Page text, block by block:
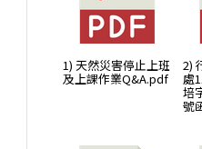
1) 天然災害停止上班
及上課作業Q&A.pdf
2)
處
培
號